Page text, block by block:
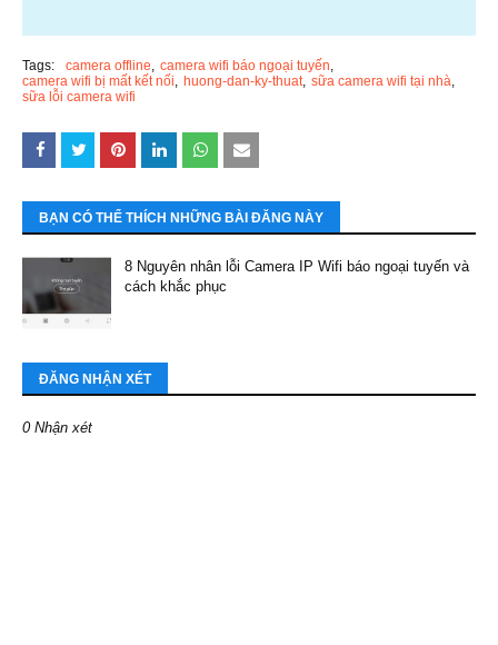
Tags: camera offline
camera wifi báo ngoại tuyến
camera wifi bị mất kết nối
huong-dan-ky-thuat sữa camera wifi tại nhà
sữa lỗi camera wifi
BẠN CÓ THỂ THÍCH NHỮNG BÀI ĐĂNG NÀY
8 Nguyên nhân lỗi Camera IP Wifi báo ngoại tuyến và
cách khắc phục
ĐĂNG NHẬN XÉT
0 Nhận xét